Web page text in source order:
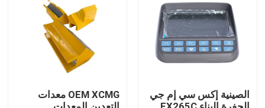
الصينية إكس سي إم جي
OEM XCMG معدات